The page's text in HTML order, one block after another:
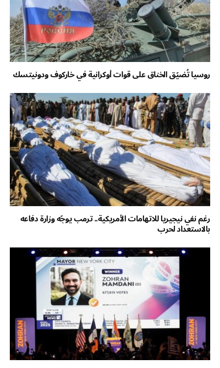
روسيا تُضيّق الخناق على قوات أوكرانية في خاركوف ودونيتسك
رغم نفي نيجيريا للاتهامات الأمريكية.. ترمب يوجّه وزارة دفاعه
بالاستعداد لحرب